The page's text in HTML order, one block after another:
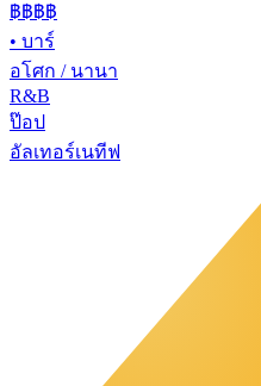
฿฿฿฿
• บาร์
อโศก / นานา
R&B
ป๊อป
อัลเทอร์เนทีฟ